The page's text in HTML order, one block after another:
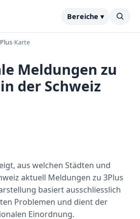
Bereiche ▾
›Karte
Meldungen zu
der Schweiz
aus welchen Städten und
aktuell Meldungen zu 3Plus
basiert ausschliesslich
Problemen und dient der
Einordnung.